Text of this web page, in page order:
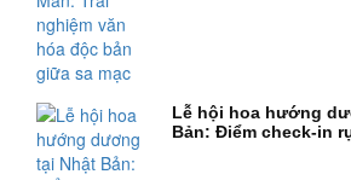
Lễ hội hoa hướng
Bản: Điểm check-in